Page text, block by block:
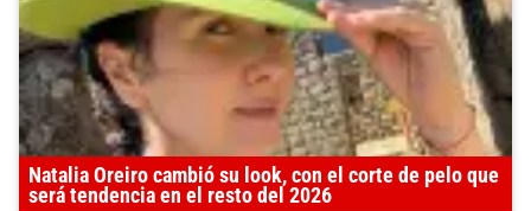
Natalia Oreiro cambió su look, con el corte de pelo que
será tendencia en el resto del 2026